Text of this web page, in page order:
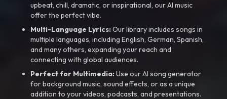
upbeat, chill, dramatic, or inspirational, our AI music
offer the perfect vibe.
Multi-Language Lyrics:Our library includes songs in
multiple languages, including English, German, Spanish,
and many others, expanding your reach and
connecting with global audiences.
Perfect for Multimedia:Use our AI song generator
for background music, sound effects, or as a unique
addition to your videos, podcasts, and presentations.